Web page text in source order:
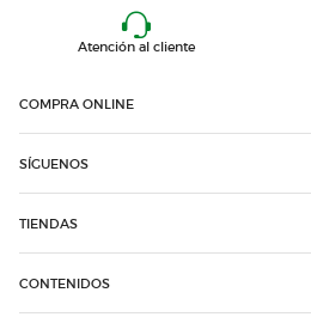
Atención al cliente
COMPRA ONLINE
SÍGUENOS
TIENDAS
CONTENIDOS